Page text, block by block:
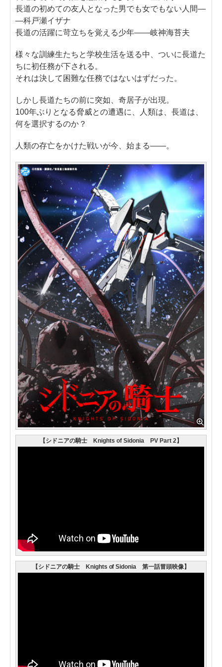
長道の初めての友人となった男でも女でもない人間―
―科戸瀬イザナ
長道の活躍に苛立ちを覚える少年――岐神海苔夫
様々な訓練生たちと学校生活を送る中、ついに長道た
ちに初任務が下される。
それは決して困難な任務ではないはずだった。
しかし長道たちの前に突如、奇居子が出現。
100年ぶりとなる脅威との遭遇に、人類は、長道は、
何を選択するのか？
人類の存亡をかけた戦いが今、始まる――。
【シドニアの騎士 Knights of Sidonia PV Part 2】
【シドニアの騎士 Knights of Sidonia 第一話冒頭映像】